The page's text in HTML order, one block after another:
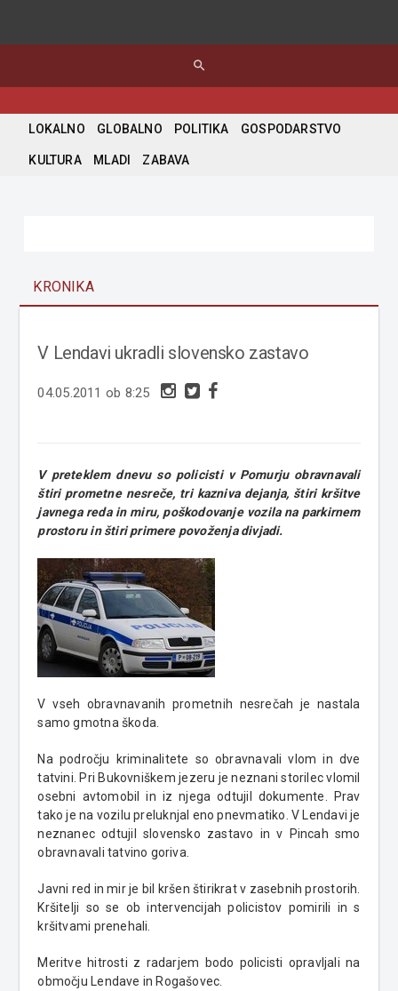
search
LOKALNO GLOBALNO POLITIKA GOSPODARSTVO
KULTURA MLADI ZABAVA
KRONIKA
V Lendavi ukradli slovensko zastavo
04.05.2011 ob 8:25
V preteklem dnevu so policisti v Pomurju obravnavali
štiri prometne nesreče, tri kazniva dejanja, štiri kršitve
javnega reda in miru, poškodovanje vozila na parkirnem
prostoru in štiri primere povoženja divjadi.
V vseh obravnavanih prometnih nesrečah je nastala
samo gmotna škoda.
Na področju kriminalitete so obravnavali vlom in dve
tatvini. Pri Bukovniškem jezeru je neznani storilec vlomil
osebni avtomobil in iz njega odtujil dokumente. Prav
tako je na vozilu preluknjal eno pnevmatiko. V Lendavi je
neznanec odtujil slovensko zastavo in v Pincah smo
obravnavali tatvino goriva.
Javni red in mir je bil kršen štirikrat v zasebnih prostorih.
Kršitelji so se ob intervencijah policistov pomirili in s
kršitvami prenehali.
Meritve hitrosti z radarjem bodo policisti opravljali na
območju Lendave in Rogašovec.